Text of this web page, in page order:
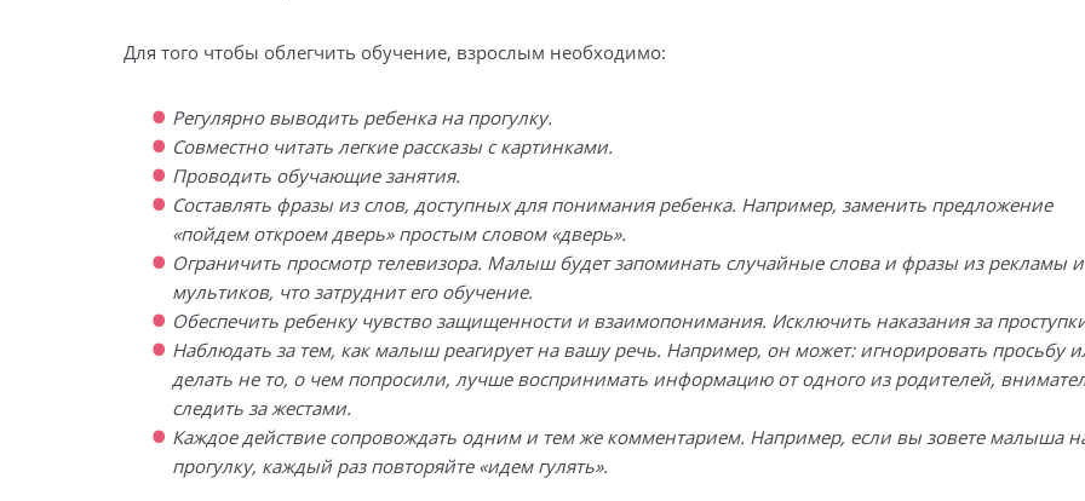
Для того чтобы облегчить обучение, взрослым необходимо:
Регулярно выводить ребенка на прогулку.
Совместно читать легкие рассказы с картинками.
Проводить обучающие занятия.
Составлять фразы из слов, доступных для понимания ребенка. Например, заменить предложение
«пойдем откроем дверь» простым словом «дверь».
Ограничить просмотр телевизора. Малыш будет запоминать случайные слова и фразы из рекламы и
мультиков, что затруднит его обучение.
Обеспечить ребенку чувство защищенности и взаимопонимания. Исключить наказания за
Наблюдать за тем, как малыш реагирует на вашу речь. Например, он может: игнорировать просьбу
делать не то, о чем попросили, лучше воспринимать информацию от одного из родителей,
следить за жестами.
Каждое действие сопровождать одним и тем же комментарием. Например, если вы зовете малыша
прогулку, каждый раз повторяйте «идем гулять».